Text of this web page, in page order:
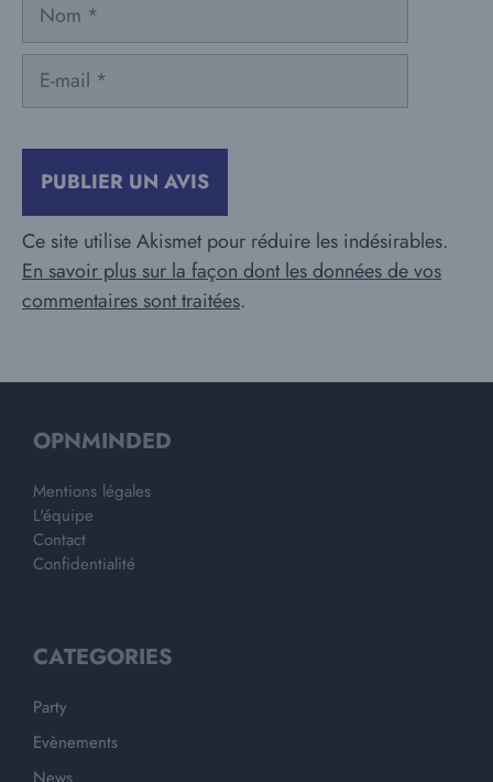
Ce site utilise Akismet pour réduire les indésirables.
En savoir plus sur la façon dont les données de vos
commentaires sont traitées.
OPNMINDED
Mentions légales
L'équipe
Contact
Confidentialité
CATEGORIES
Party
Evènements